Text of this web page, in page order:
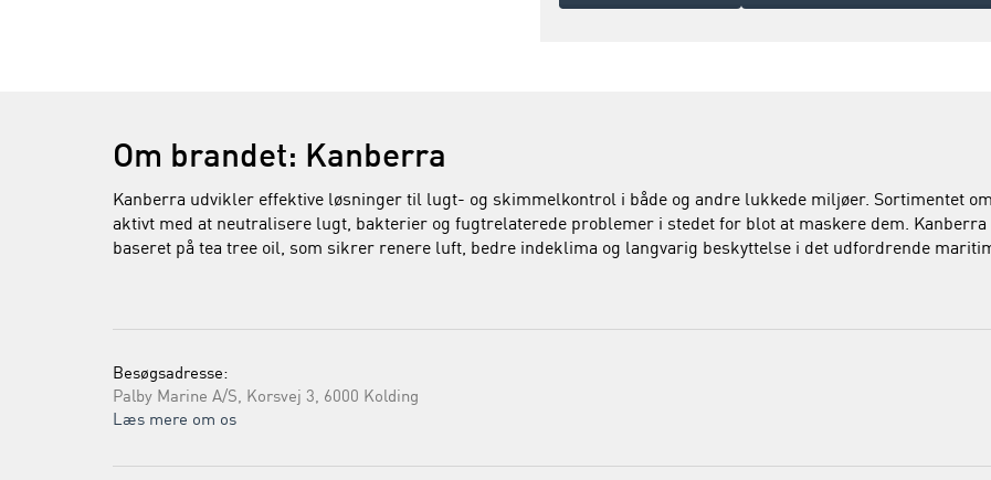
Om brandet: Kanberra
Kanberra udvikler effektive løsninger til lugt- og skimmelkontrol i både og andre lukkede miljøer. Sortimentet
aktivt med at neutralisere lugt, bakterier og fugtrelaterede problemer i stedet for blot at maskere dem.
baseret på tea tree oil, som sikrer renere luft, bedre indeklima og langvarig beskyttelse i det udfordrende
Besøgsadresse:
Palby Marine A/S, Korsvej 3, 6000 Kolding
Læs mere om os